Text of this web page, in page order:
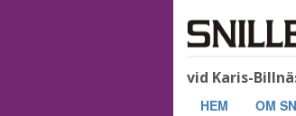
vid Karis-
HEM OM